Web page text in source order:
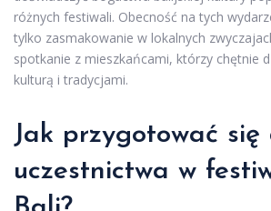
różnych festiwali. Obecność na tych
tylko zasmakowanie w lokalnych
spotkanie z mieszkańcami, którzy chętnie
kulturą i tradycjami.
Jak przygotować się
uczestnictwa w